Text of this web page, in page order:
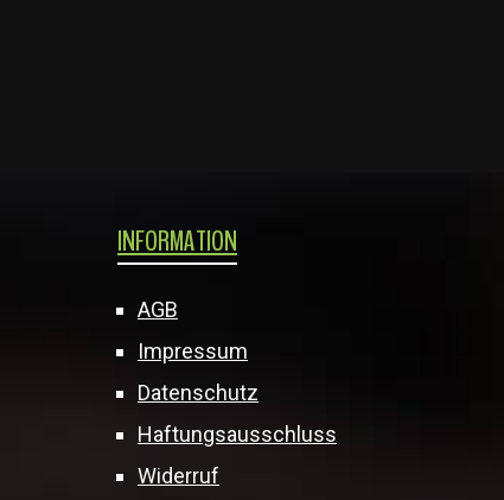
INFORMATION
AGB
Impressum
Datenschutz
Haftungsausschluss
Widerruf